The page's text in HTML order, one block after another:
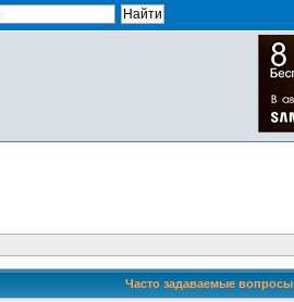
Часто задаваемые вопросы